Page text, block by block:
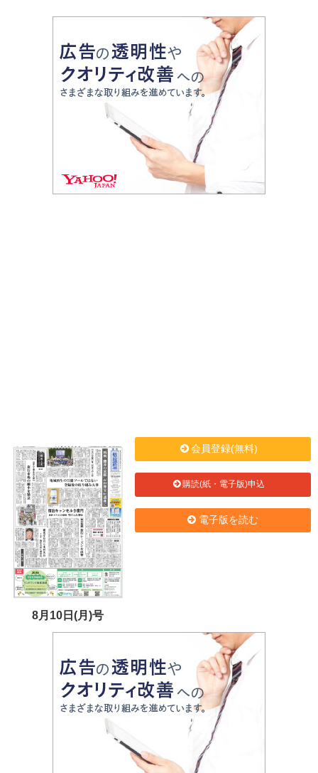
8月10日(月)号
会員登録(無料)
購読(紙・電子版)申込
電子版を読む